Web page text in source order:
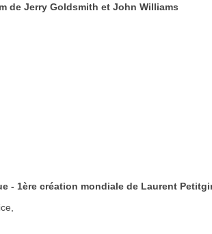
de Jerry Goldsmith et John Williams
- 1ère création mondiale de Laurent